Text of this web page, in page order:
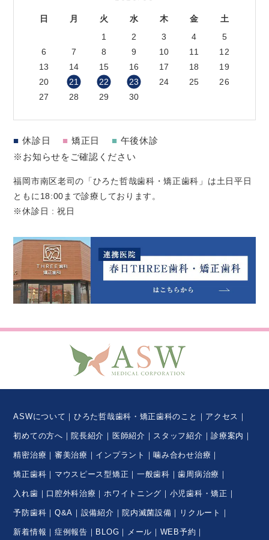
日 月 火 水 木 金
土
1
2 3 4
5
6
7 8 9 10 11
12
13
14 15 16 17 18
19
20
21 22 23 24 25
26
27
28 29 30
■ 休診日 ■ 矯正日 ■ 午後休診
※お知らせをご確認ください
福岡市南区老司の「ひろた哲哉歯科・矯正歯科」は土日平日
ともに18:00まで診療しております。
※休診日 : 祝日
ASWについて ひろた哲哉歯科・矯正歯科のこと アクセス
初めての方へ 院長紹介 医師紹介 スタッフ紹介 診療案内
精密治療 審美治療 インプラント 噛み合わせ治療
矯正歯科 マウスピース型矯正 一般歯科 歯周病治療
入れ歯 口腔外科治療 ホワイトニング 小児歯科・矯正
予防歯科 Q&A 設備紹介 院内滅菌設備 リクルート
新着情報 症例報告 BLOG メール WEB予約